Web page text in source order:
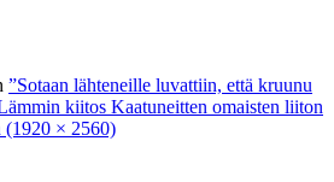
”Sotaan lähteneille luvattiin, että kruunu
kiitos Kaatuneitten omaisten liiton
(1920 × 2560)